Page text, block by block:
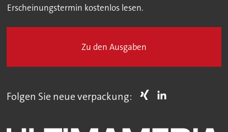
Erscheinungstermin kostenlos lesen.
Zu den Ausgaben
Folgen Sie neue verpackung: